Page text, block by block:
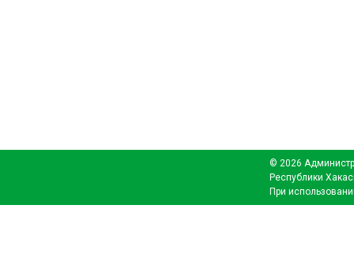
© 2026
Республики
При